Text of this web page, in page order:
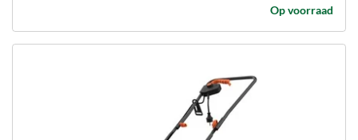
Op voorraad